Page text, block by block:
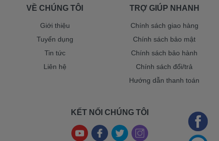
VỀ CHÚNG TÔI
Giới thiệu
Tuyển dụng
Tin tức
Liên hệ
TRỢ GIÚP NHANH
Chính sách giao hàng
Chính sách bảo mật
Chính sách bảo hành
Chính sách đổi/trả
Hướng dẫn thanh toán
KẾT NỐI CHÚNG TÔI